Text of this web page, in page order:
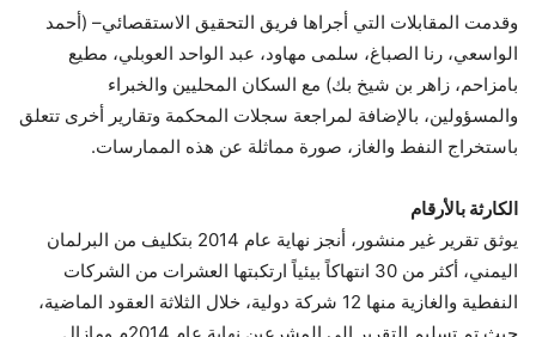
وقدمت المقابلات التي أجراها فريق التحقيق الاستقصائي– (أحمد
الواسعي، رنا الصباغ، سلمى مهاود، عبد الواحد العوبلي، مطيع
بامزاحم، زاهر بن شيخ بك) مع السكان المحليين والخبراء
والمسؤولين، بالإضافة لمراجعة سجلات المحكمة وتقارير أخرى تتعلق
باستخراج النفط والغاز، صورة مماثلة عن هذه الممارسات.
الكارثة بالأرقام
يوثق تقرير غير منشور، أنجز نهاية عام 2014 بتكليف من البرلمان
اليمني، أكثر من 30 انتهاكاً بيئياً ارتكبتها العشرات من الشركات
النفطية والغازية منها 12 شركة دولية، خلال الثلاثة العقود الماضية،